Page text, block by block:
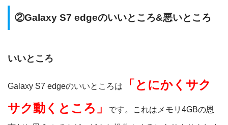
②Galaxy S7 edgeのいいところ&悪いところ
いいところ
Galaxy S7 edgeのいいところは
「とにかくサク
サク動くところ」
です。これはメモリ4GBの恩